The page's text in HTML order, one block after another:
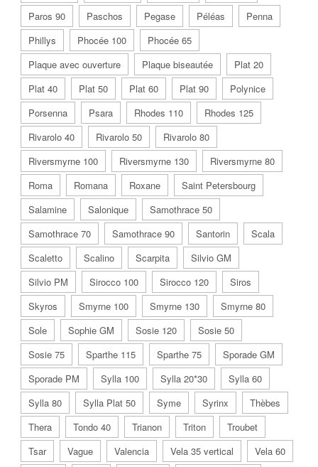
Paros 90
Paschos Pegase Péléas
Penna
Phillys
Phocée 100
Phocée 65
Plaque avec ouverture
Plaque biseautée
Plat 20
Plat 40
Plat 50 Plat 60 Plat 90
Polynice
Porsenna
Psara Rhodes 110
Rhodes 125
Rivarolo 40
Rivarolo 50
Rivarolo 80
Riversmyrne 100
Riversmyrne 130
Riversmyrne 80
Roma
Romana Roxane
Saint Petersbourg
Salamine
Salonique
Samothrace 50
Samothrace 70
Samothrace 90 Santorin
Scala
Scaletto
Scalino Scarpita
Silvio GM
Silvio PM
Sirocco 100 Sirocco 120
Siros
Skyros
Smyrne 100 Smyrne 130
Smyrne 80
Sole
Sophie GM Sosie 120
Sosie 50
Sosie 75
Sparthe 115 Sparthe 75
Sporade GM
Sporade PM
Sylla 100 Sylla 20*30
Sylla 60
Sylla 80
Sylla Plat 50 Syme Syrinx
Thèbes
Thera
Tondo 40 Trianon Triton
Troubet
Tsar
Vague Valencia Vela 35 vertical
Vela 60